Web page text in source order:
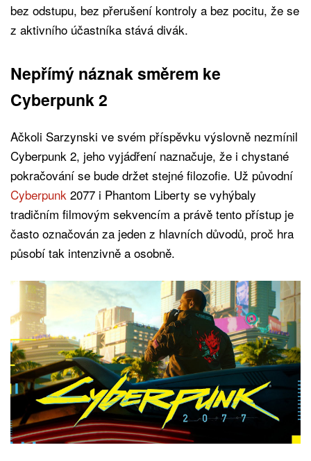
bez odstupu, bez přerušení kontroly a bez pocitu, že se
z aktivního účastníka stává divák.
Nepřímý náznak směrem ke
Cyberpunk 2
Ačkoli Sarzynski ve svém příspěvku výslovně nezmínil
Cyberpunk 2, jeho vyjádření naznačuje, že i chystané
pokračování se bude držet stejné filozofie. Už původní
Cyberpunk 2077 i Phantom Liberty se vyhýbaly
tradičním filmovým sekvencím a právě tento přístup je
často označován za jeden z hlavních důvodů, proč hra
působí tak intenzivně a osobně.